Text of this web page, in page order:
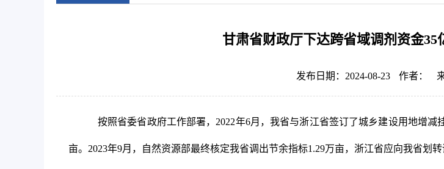
甘肃省财政厅下达跨省域调剂资金
发布日期：2024-08-23 作者：
按照省委省政府工作部署，2022年6月，我省与浙江省签订了城乡建设用地增
亩。2023年9月，自然资源部最终核定我省调出节余指标1.29万亩，浙江省应向我省划转